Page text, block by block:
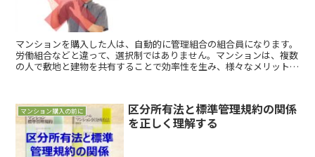
マンションを購入した人は、自動的に管理組合の組合員になります。
労働組合などと違って、選択制ではありません。マンションは、複数
の人で敷地と建物を共有することで効率性を生み、様々なメリットが
マンション購入の前に
区分所有法と標準管理規約の関係
を正しく理解する